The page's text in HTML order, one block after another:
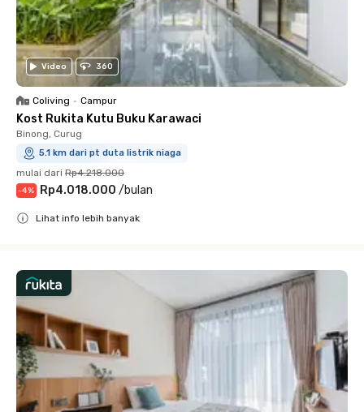
Video 360
Coliving • Campur
Kost Rukita Kutu Buku Karawaci
Binong, Curug
5.1 km dari pt duta listrik niaga
mulai dari Rp4.218.000
-4% Rp4.018.000 /bulan
Lihat info lebih banyak